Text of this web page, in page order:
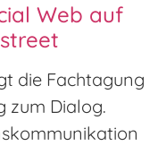
Web auf
die Fachtagung
zum Dialog.